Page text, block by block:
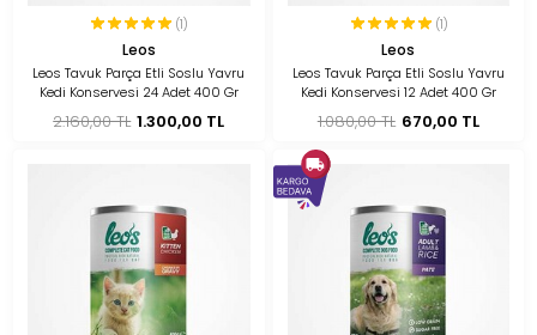
(1)
Leos
Leos Tavuk Parça Etli Soslu Yavru
Kedi Konservesi 24 Adet 400 Gr
2.160,00 TL 1.300,00 TL
(1)
Leos
Leos Tavuk Parça Etli Soslu Yavru
Kedi Konservesi 12 Adet 400 Gr
1.080,00 TL 670,00 TL